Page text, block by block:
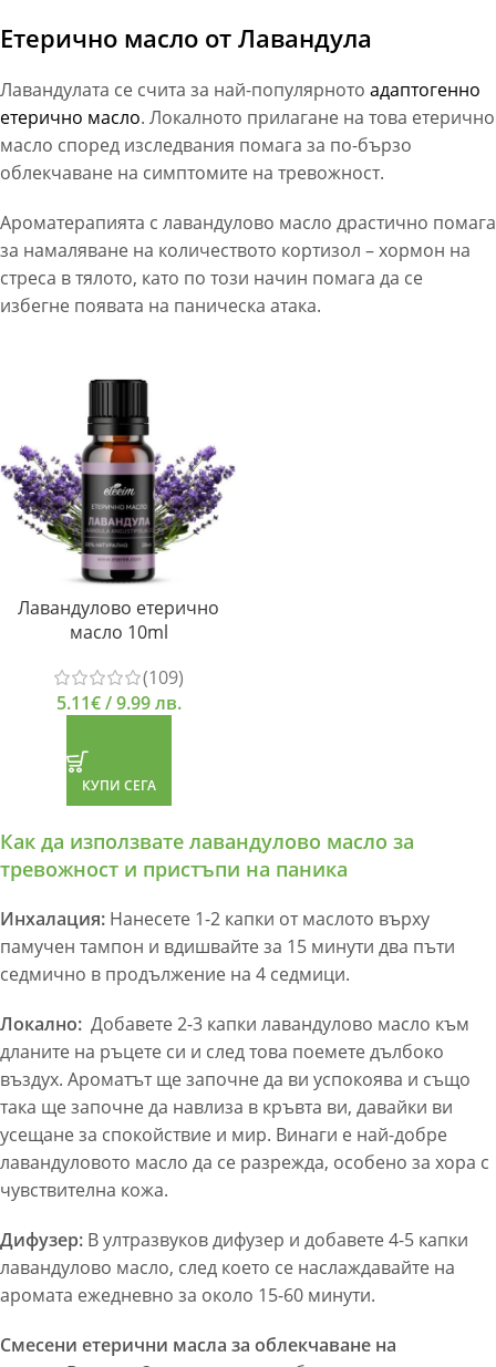
Етерично масло от Лавандула
Лавандулата се счита за най-популярното адаптогенно
етерично масло. Локалното прилагане на това етерично
масло според изследвания помага за по-бързо
облекчаване на симптомите на тревожност.
Ароматерапията с лавандулово масло драстично помага
за намаляване на количеството кортизол – хормон на
стреса в тялото, като по този начин помага да се
избегне появата на паническа атака.
Лавандулово етерично
масло 10ml
(109)
5.11€/ 9.99 лв.
КУПИ СЕГА
Как да използвате лавандулово масло за
тревожност и пристъпи на паника
Инхалация: Нанесете 1-2 капки от маслото върху
памучен тампон и вдишвайте за 15 минути два пъти
седмично в продължение на 4 седмици.
Локално: Добавете 2-3 капки лавандулово масло към
дланите на ръцете си и след това поемете дълбоко
въздух. Ароматът ще започне да ви успокоява и също
така ще започне да навлиза в кръвта ви, давайки ви
усещане за спокойствие и мир. Винаги е най-добре
лавандуловото масло да се разрежда, особено за хора с
чувствителна кожа.
Дифузер: В ултразвуков дифузер и добавете 4-5 капки
лавандулово масло, след което се наслаждавайте на
аромата ежедневно за около 15-60 минути.
Смесени етерични масла за облекчаване на